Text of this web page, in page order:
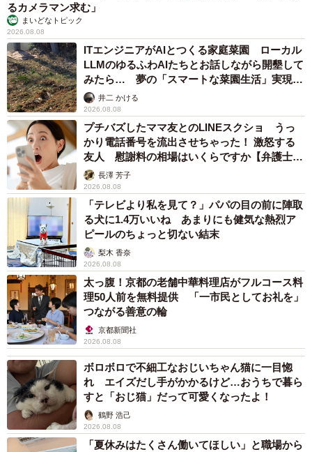
るカメラマン求む」
まいどなトピック
2026.08.08
ITエンジニアがAIとつくる家庭菜園 ローカル
LLMのゆるふわAIたちとお話しながら開墾して
みたら… 夢の「スマートな菜園生活」実現な
るか井二 かける
2026.08.08
プチバズしたママ友とのLINEスクショ うっ
かり電話番号を流出させちゃった！ 激怒する
友人 慰謝料の相場はいくらですか【弁護士が
解説】長澤 芳子
2026.08.08
「テレビより私を見て？」パパの目の前に陣取
る犬に1.4万いいね あまりにも健気な熱烈ア
ピールのちょっと切ない結末
梨木 香奈
2026.08.08
太っ腹！京都の老舗中華料理店がフルコース料
理50人前を無料提供 「一市民としてお礼を」
つながる善意の輪
京都新聞社
2026.08.08
ボロボロで不細工なおじいちゃん猫に一目惚
れ エイズだし手がかかるけど…おうちで暮ら
すと「おじ猫」だって可愛くなったよ！
鶴野 浩己
2026.08.08
「夏休みはたくさん働いてほしい」と職場から